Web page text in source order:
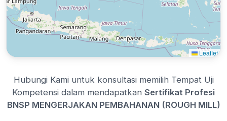
Leaflet
Hubungi Kami untuk konsultasi memilih Tempat Uji
Kompetensi dalam mendapatkan Sertifikat Profesi
BNSP MENGERJAKAN PEMBAHANAN (ROUGH MILL)